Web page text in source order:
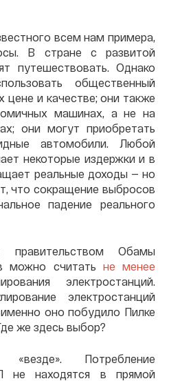
всем нам примера,
В стране с развитой
путешествовать. Однако
общественный
цене и качестве; они также
машинах, а не на
они могут приобретать
автомобили. Любой
некоторые издержки и в
реальные доходы — но
что сокращение выбросов
падение реального
правительством Обамы
можно считать не менее
электростанций.
электростанций
оно побудило Пилке
же здесь выбор?
«везде». Потребление
не находятся в прямой